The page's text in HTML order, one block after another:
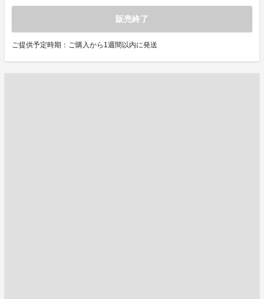
販売終了
ご提供予定時期：ご購入から1週間以内に発送